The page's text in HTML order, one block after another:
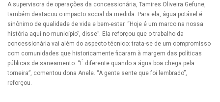
A supervisora de operações da concessionária, Tamires Oliveira Gefune,
também destacou o impacto social da medida. Para ela, água potável é
sinônimo de qualidade de vida e bem-estar. “Hoje é um marco na nossa
história aqui no município”, disse”. Ela reforçou que o trabalho da
concessionária vai além do aspecto técnico: trata-se de um compromisso
com comunidades que historicamente ficaram à margem das políticas
públicas de saneamento. “É diferente quando a água boa chega pela
torneira”, comentou dona Anele. “A gente sente que foi lembrado”,
reforçou.